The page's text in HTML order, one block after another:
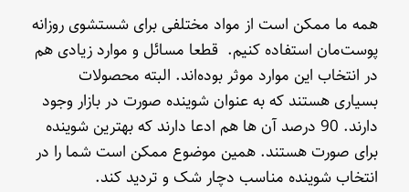
همه ما ممکن است از مواد مختلفی برای شستشوی روزانه
پوست‌مان استفاده کنیم. قطعا مسائل و موارد زیادی هم
در انتخاب این موارد موثر بوده‌اند. البته محصولات
بسیاری هستند که به عنوان شوینده صورت در بازار وجود
دارند. 90 درصد آن ها هم ادعا دارند که بهترین شوینده
برای صورت هستند. همین موضوع ممکن است شما را در
انتخاب شوینده مناسب دچار شک و تردید کند.